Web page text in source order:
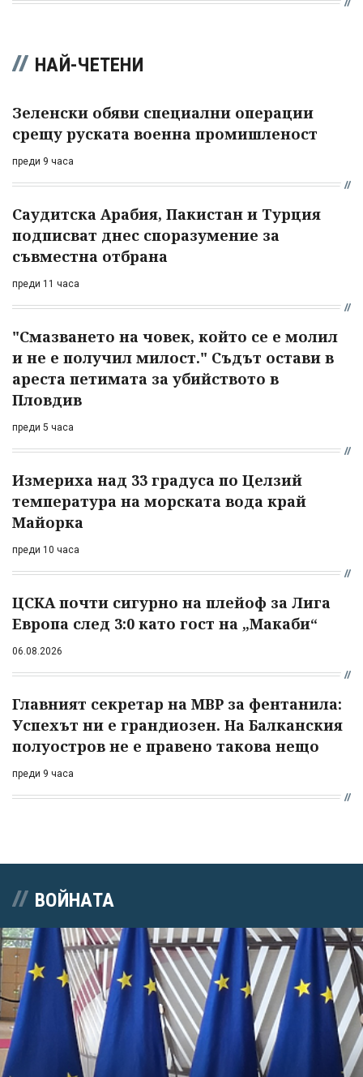
НАЙ-ЧЕТЕНИ
Зеленски обяви специални операции
срещу руската военна промишленост
преди 9 часа
Саудитска Арабия, Пакистан и Турция
подписват днес споразумение за
съвместна отбрана
преди 11 часа
"Смазването на човек, който се е молил
и не е получил милост." Съдът остави в
ареста петимата за убийството в
Пловдив
преди 5 часа
Измериха над 33 градуса по Целзий
температура на морската вода край
Майорка
преди 10 часа
ЦСКА почти сигурно на плейоф за Лига
Европа след 3:0 като гост на „Макаби“
06.08.2026
Главният секретар на МВР за фентанила:
Успехът ни е грандиозен. На Балканския
полуостров не е правено такова нещо
преди 9 часа
ВОЙНАТА